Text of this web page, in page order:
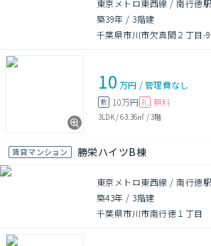
東京メトロ東西線 / 南行徳
築39年 / 3階建
千葉県市川市欠真間２丁目-
10 万円 /管理費なし
敷 10万円 礼 無料
3LDK/63.36㎡ /3階
賃貸マンション 勝栄ハイツB棟
東京メトロ東西線 / 南行徳
築43年 / 3階建
千葉県市川市南行徳１丁目